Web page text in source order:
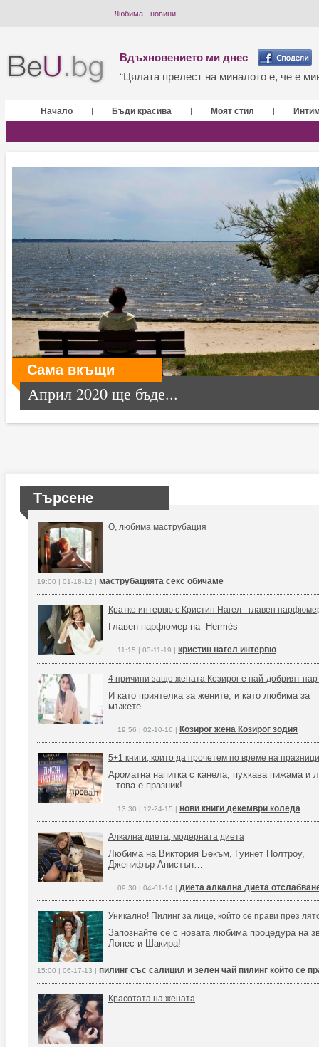
Любима - новини
Вдъхновението ми днес
“Цялата прелест на миналото е, че е
Начало | Бъди красива | Моят стил |
Сама вкъщи
Април 2020 ще бъде...
Търсене
О, любима маструбация
19:00 | 01-18-12 | маструбацията секс обичаме
Кратко интервю с Кристин Нагел - главен
Главен парфюмер на Hermès
11:15 | 03-11-19 | кристин нагел интервю
4 причини защо жената Козирог е най-добрият
И като приятелка за жените, и като любима за
мъжете
19:56 | 02-10-16 | Козирог жена Козирог зодия
5+1 книги, които да прочетем по време на
Ароматна напитка с канела, пухкава пижама и
– това е празник!
13:30 | 12-24-15 | нови книги декември коледа
Алкална диета, модерната диета
Любима на Виктория Бекъм, Гуинет Полтроу,
Дженифър Анистън…
09:30 | 04-01-14 | диета алкална диета
Уникално! Пилинг за лице, който се прави през
Запознайте се с новата любима процедура на
Лопес и Шакира!
15:00 | 06-17-13 | пилинг със салицил и зелен чай пилинг който се
Красотата на жената